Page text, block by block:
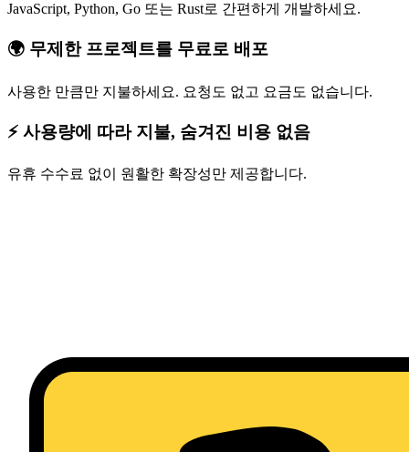
JavaScript, Python, Go 또는 Rust로 간편하게 개발하세요.
🌍 무제한 프로젝트를 무료로 배포
사용한 만큼만 지불하세요. 요청도 없고 요금도 없습니다.
⚡ 사용량에 따라 지불, 숨겨진 비용 없음
유휴 수수료 없이 원활한 확장성만 제공합니다.